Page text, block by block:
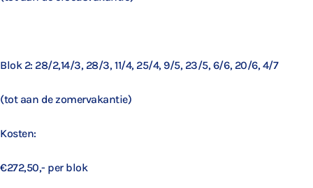
Blok 2: 28/2,14/3, 28/3, 11/4, 25/4, 9/5, 23/5, 6/6, 20/6, 4/7
(tot aan de zomervakantie)
Kosten:
€272,50,- per blok